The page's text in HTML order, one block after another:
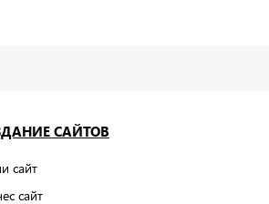
САЙТОВ
сайт
сайт